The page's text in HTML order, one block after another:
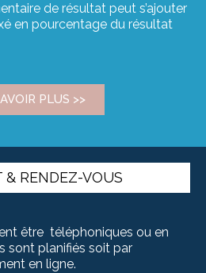
de résultat peut s’ajouter
en pourcentage du résultat
PLUS >>
& RENDEZ-VOUS
être téléphoniques ou en
sont planifiés soit par
en ligne.